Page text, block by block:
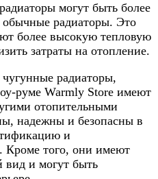
могут быть более
радиаторы. Это
более высокую тепловую
затраты на отопление.
радиаторы,
руме Warmly Store имеют
отопительными
надежны и безопасны в
и
Кроме того, они имеют
вид и могут быть